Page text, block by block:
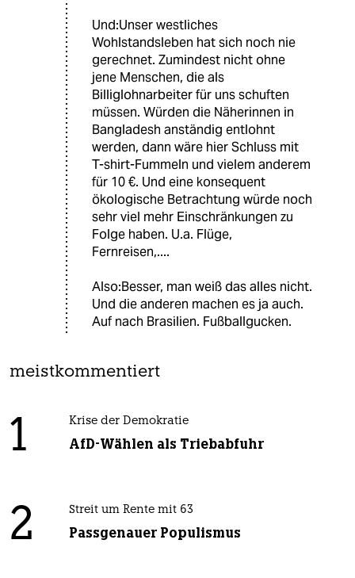
Und:Unser westliches
Wohlstandsleben hat sich noch nie
gerechnet. Zumindest nicht ohne
jene Menschen, die als
Billiglohnarbeiter für uns schuften
müssen. Würden die Näherinnen in
Bangladesh anständig entlohnt
werden, dann wäre hier Schluss mit
T-shirt-Fummeln und vielem anderem
für 10 €. Und eine konsequent
ökologische Betrachtung würde noch
sehr viel mehr Einschränkungen zu
Folge haben. U.a. Flüge,
Fernreisen,....
Also:Besser, man weiß das alles nicht.
Und die anderen machen es ja auch.
Auf nach Brasilien. Fußballgucken.
meistkommentiert
1 Krise der Demokratie
AfD-Wählen als Triebabfuhr
2 Streit um Rente mit 63
Passgenauer Populismus